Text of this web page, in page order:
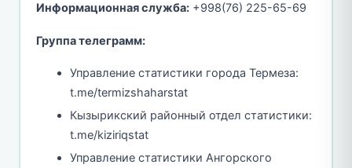
Информационная служба:+998(76) 225-65-69
Группа телеграмм:
Управление статистики города Термеза:
t.me/termizshaharstat
Кызырикский районный отдел статистики:
t.me/kiziriqstat
Управление статистики Ангорского